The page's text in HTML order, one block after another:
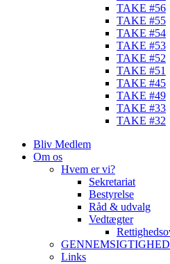
TAKE #56
TAKE #55
TAKE #54
TAKE #53
TAKE #52
TAKE #51
TAKE #45
TAKE #49
TAKE #33
TAKE #32
Bliv Medlem
Om os
Hvem er vi?
Sekretariat
Bestyrelse
Råd & udvalg
Vedtægter
Links